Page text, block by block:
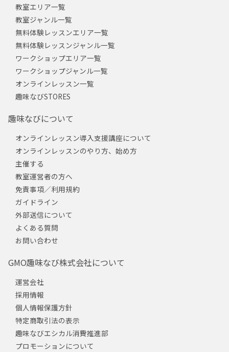
教室エリア一覧
教室ジャンル一覧
無料体験レッスンエリア一覧
無料体験レッスンジャンル一覧
ワークショップエリア一覧
ワークショップジャンル一覧
オンラインレッスン一覧
趣味なびSTORES
趣味なびについて
オンラインレッスン導入支援講座について
オンラインレッスンのやり方、始め方
主催する
教室運営者の方へ
免責事項／利用規約
ガイドライン
外部送信について
よくある質問
お問い合わせ
GMO趣味なび株式会社について
運営会社
採用情報
個人情報保護方針
特定商取引法の表示
趣味なびエシカル消費推進部
プロモーションについて